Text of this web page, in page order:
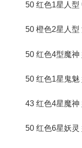
50 红色1星人型
50 橙色2星人型
50 红色4型魔神
50 红色1星鬼魅
43 红色4星魔神
50 红色6星妖灵